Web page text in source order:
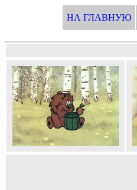
НА ГЛАВНУЮ